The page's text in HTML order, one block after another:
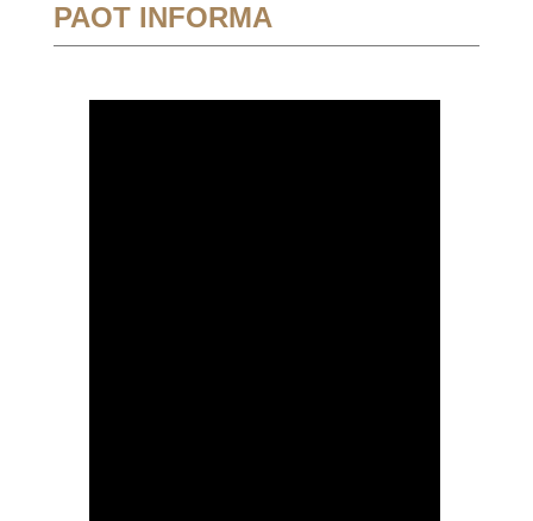
PAOT INFORMA